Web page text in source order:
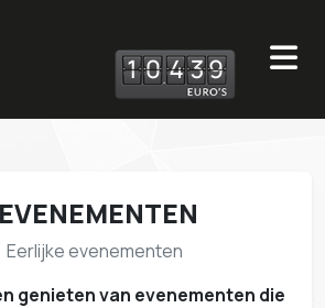
10 439
Eerlijke evenementen
genieten van evenementen die